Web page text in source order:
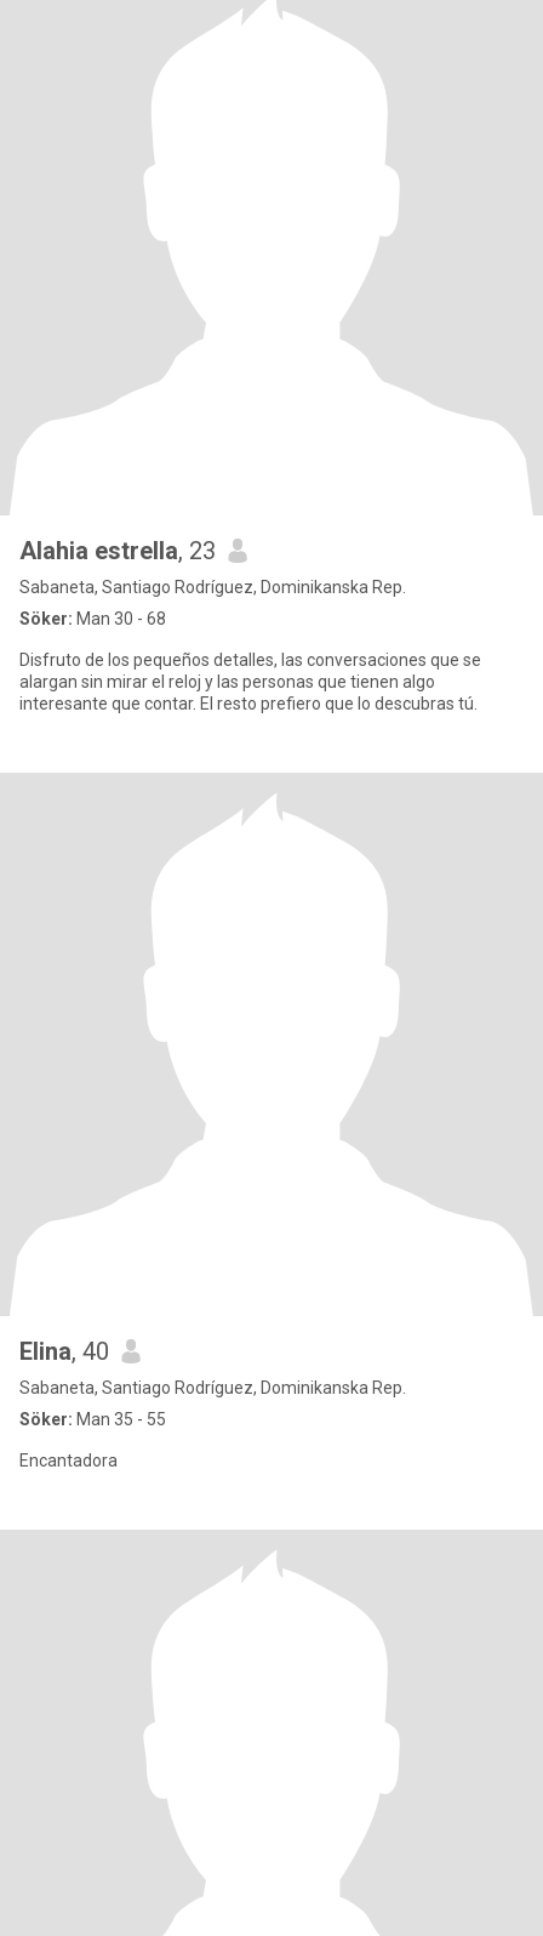
Alahia estrella, 23
Sabaneta, Santiago Rodríguez, Dominikanska Rep.
Söker: Man 30 - 68
Disfruto de los pequeños detalles, las conversaciones que se
alargan sin mirar el reloj y las personas que tienen algo
interesante que contar. El resto prefiero que lo descubras tú.
Elina, 40
Sabaneta, Santiago Rodríguez, Dominikanska Rep.
Söker: Man 35 - 55
Encantadora